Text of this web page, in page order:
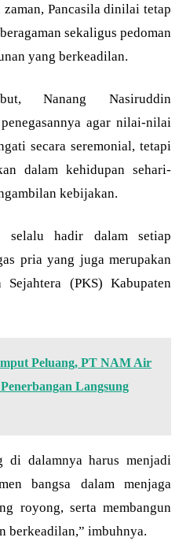
Pancasila dinilai tetap
sekaligus pedoman
yang berkeadilan.
Nanang Nasiruddin
agar nilai-nilai
secara seremonial, tetapi
dalam kehidupan sehari-
kebijakan.
selalu hadir dalam setiap
pria yang juga merupakan
(PKS) Kabupaten
Peluang, PT NAM Air
Langsung
di dalamnya harus menjadi
bangsa dalam menjaga
royong, serta membangun
berkeadilan,” imbuhnya.